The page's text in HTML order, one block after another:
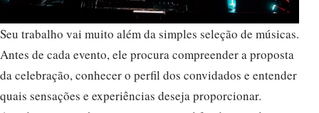
Seu trabalho vai muito além da simples seleção de músicas.
Antes de cada evento, ele procura compreender a proposta
da celebração, conhecer o perfil dos convidados e entender
quais sensações e experiências deseja proporcionar.